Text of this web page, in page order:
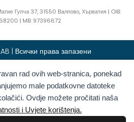
rad ovih web-stranica, ponekad
male podatkovne datoteke
Ovdje možete pročitati naša
i Uvjete korištenja.
Гупча 37, 31550 Валпово, Хърватия | OIB:
| MB: 97396672
| Всички права запазени
) English(Английски)
) Polski(Полски)
) Italiano(Италиански)
Français(Френски)